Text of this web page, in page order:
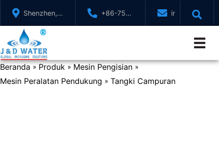
Shenzhen,
GuangDong,
Cina
+86-755-
88321071
Beranda » Produk » Mesin Pengisian »
Mesin Peralatan Pendukung » Tangki Campuran